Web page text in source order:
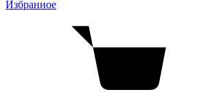
Избранное